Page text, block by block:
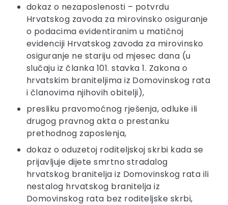
dokaz o nezaposlenosti – potvrdu
Hrvatskog zavoda za mirovinsko osiguranje
o podacima evidentiranim u matičnoj
evidenciji Hrvatskog zavoda za mirovinsko
osiguranje ne stariju od mjesec dana (u
slučaju iz članka 101. stavka 1. Zakona o
hrvatskim braniteljima iz Domovinskog rata
i članovima njihovih obitelji),
presliku pravomoćnog rješenja, odluke ili
drugog pravnog akta o prestanku
prethodnog zaposlenja,
dokaz o oduzetoj roditeljskoj skrbi kada se
prijavljuje dijete smrtno stradalog
hrvatskog branitelja iz Domovinskog rata ili
nestalog hrvatskog branitelja iz
Domovinskog rata bez roditeljske skrbi,